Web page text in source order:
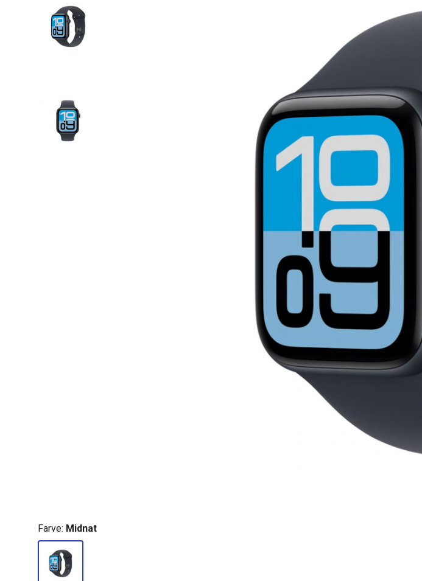
Farve: Midnat